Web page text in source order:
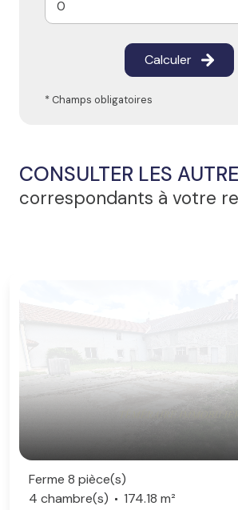
Calculer
* Champs obligatoires
CONSULTER LES
correspondants à votre
Ferme 8 pièce(s)
4 chambre(s)
174.18 m²